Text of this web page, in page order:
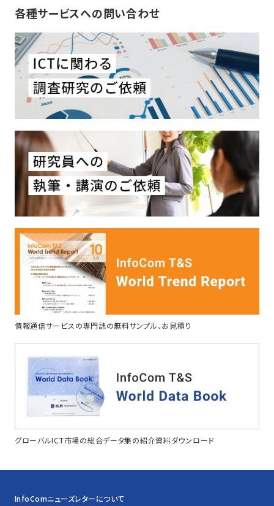
各種サービスへの問い合わせ
情報通信サービスの専門誌の無料サンプル、お見積り
グローバルICT市場の総合データ集の紹介資料ダウンロード
InfoComニューズレターについて